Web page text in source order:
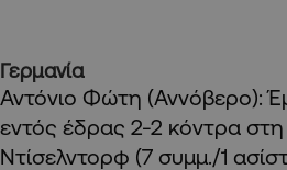
Γερμανία
Αντόνιο Φώτη (Αννόβερο):
εντός έδρας 2-2 κόντρα
Ντίσελντορφ (7 συμμ./1